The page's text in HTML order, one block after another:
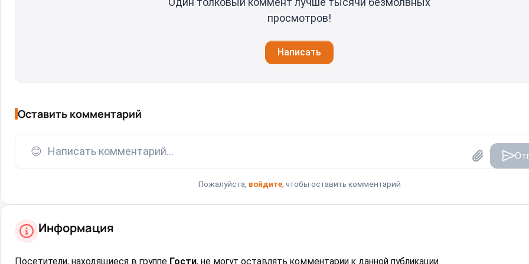
просмотров!
Написать
Оставить комментарий
😊 Написать комментарий...
Пожалуйста, войдите, чтобы оставить комментарий
Информация
Посетители, находящиеся в группе Гости, не могут оставлять комментарии к данной публикации.